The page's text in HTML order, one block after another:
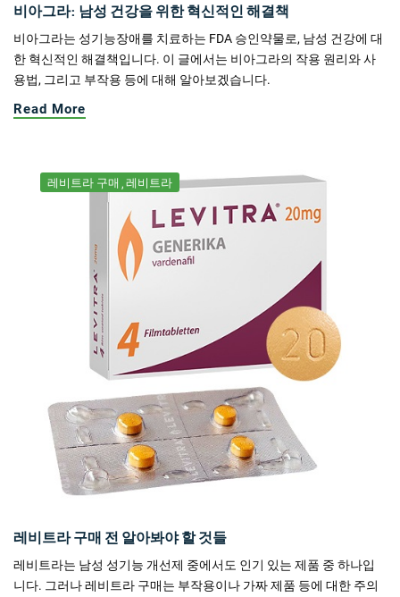
비아그라: 남성 건강을 위한 혁신적인 해결책
비아그라는 성기능장애를 치료하는 FDA 승인약물로, 남성 건강에 대
한 혁신적인 해결책입니다. 이 글에서는 비아그라의 작용 원리와 사
용법, 그리고 부작용 등에 대해 알아보겠습니다.
Read More
레비트라 구매 레비트라
레비트라 구매 전 알아봐야 할 것들
레비트라는 남성 성기능 개선제 중에서도 인기 있는 제품 중 하나입
니다. 그러나 레비트라 구매는 부작용이나 가짜 제품 등에 대한 주의